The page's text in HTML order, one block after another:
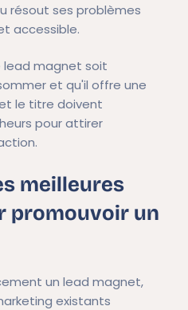
résout ses problèmes
accessible.
lead magnet soit
et qu'il offre une
le titre doivent
pour attirer
meilleures
promouvoir un
un lead magnet,
existants